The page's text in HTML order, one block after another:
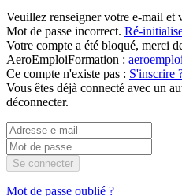
Veuillez renseigner votre e-mail et
Mot de passe incorrect. Ré-
Votre compte a été bloqué, merci
AeroEmploiFormation :
Ce compte n'existe pas : S'inscrire
Vous êtes déjà connecté avec un
déconnecter.
Se connecter
Mot de passe oublié ?